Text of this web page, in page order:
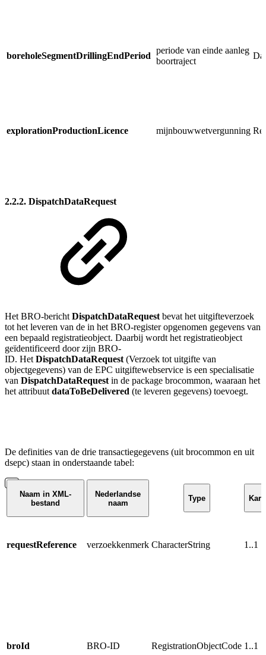
boreholeSegmentDrillingEndPeriod
periode van einde aanleg
boortraject
explorationProductionLicence mijnbouwwetvergunning
2.2.2. DispatchDataRequest
Het BRO-berichtDispatchDataRequestbevat het uitgifteverzoek
tot het leveren van de in het BRO-register opgenomen gegevens van
een bepaald registratieobject. Daarbij wordt het registratieobject
geïdentificeerd door zijn BRO-
ID. HetDispatchDataRequest(Verzoek tot uitgifte van
objectgegevens) van de EPC uitgiftewebservice is een specialisatie
van DispatchDataRequestin de package brocommon, waaraan het
het attribuutdataToBeDelivered (te leveren gegevens) toevoegt.
De definities van de drie transactiegegevens (uit brocommon en uit
dsepc) staan in onderstaande tabel:
Naam in XML-
bestand
Nederlandse
naam
Type
requestReference verzoekkenmerk CharacterString 1..1
broId BRO-ID RegistrationObjectCode 1..1